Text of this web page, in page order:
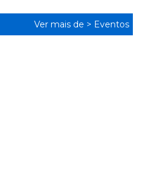
Ver mais de > Eventos